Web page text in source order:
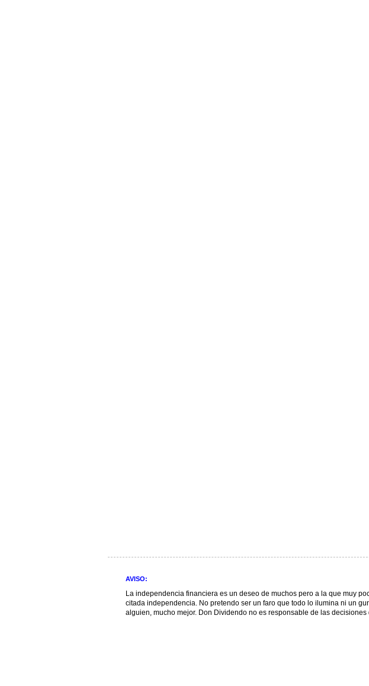
AVISO:
La independencia financiera es un deseo de muchos pero a la que muy
citada independencia. No pretendo ser un faro que todo lo ilumina ni un
alguien, mucho mejor. Don Dividendo no es responsable de las